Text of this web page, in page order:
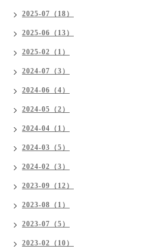
2025-07（18）
2025-06（13）
2025-02（1）
2024-07（3）
2024-06（4）
2024-05（2）
2024-04（1）
2024-03（5）
2024-02（3）
2023-09（12）
2023-08（1）
2023-07（5）
2023-02（10）